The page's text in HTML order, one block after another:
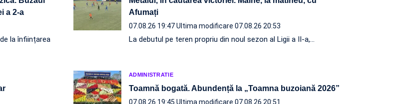
a 2-a
la înființarea
Afumați
07.08.26 19:47Ultima modificare 07.08.26 20:53
La debutul pe teren propriu din noul sezon al Ligii a II-a,…
ADMINISTRATIE
Toamnă bogată. Abundență la „Toamna buzoiană 2026”
07.08.26 19:45 Ultima modificare 07.08.26 20:51